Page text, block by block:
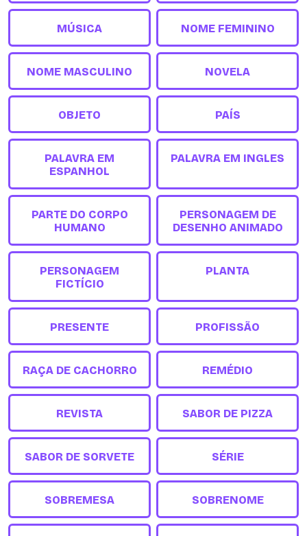
MÚSICA NOME FEMININO
NOME MASCULINO NOVELA
OBJETO PAÍS
PALAVRA EM
ESPANHOL
PALAVRA EM INGLES
PARTE DO CORPO
HUMANO
PERSONAGEM DE
DESENHO ANIMADO
PERSONAGEM
FICTÍCIO
PLANTA
PRESENTE PROFISSÃO
RAÇA DE CACHORRO REMÉDIO
REVISTA SABOR DE PIZZA
SABOR DE SORVETE SÉRIE
SOBREMESA SOBRENOME